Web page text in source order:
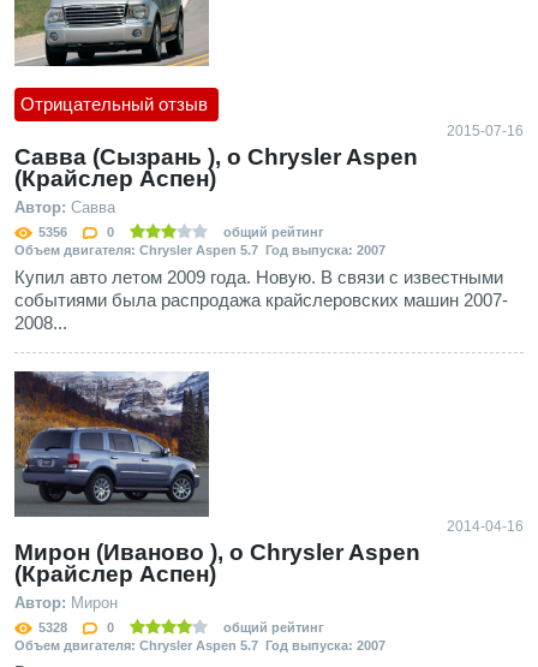
Отрицательный отзыв
2015-07-16
Савва (Сызрань ), о Chrysler Aspen
(Крайслер Аспен)
Автор: Савва
5356 0
общий рейтинг
Объем двигателя: Chrysler Aspen 5.7 Год выпуска: 2007
Купил авто летом 2009 года. Новую. В связи с известными
событиями была распродажа крайслеровских машин 2007-
2008...
2014-04-16
Мирон (Иваново ), о Chrysler Aspen
(Крайслер Аспен)
Автор: Мирон
5328 0
общий рейтинг
Объем двигателя: Chrysler Aspen 5.7 Год выпуска: 2007